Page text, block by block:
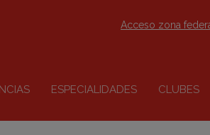
ESPECIALIDADES CLUBES
Acceso zona